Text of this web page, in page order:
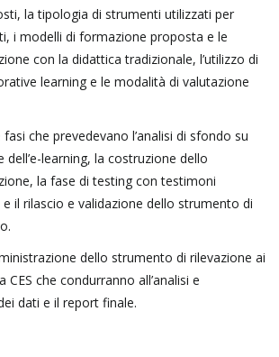
la tipologia di strumenti utilizzati per
i modelli di formazione proposta e le
con la didattica tradizionale, l’utilizzo di
learning e le modalità di valutazione
che prevedevano l’analisi di sfondo su
learning, la costruzione dello
la fase di testing con testimoni
e il rilascio e validazione dello strumento di
dello strumento di rilevazione ai
CES che condurranno all’analisi e
dati e il report finale.